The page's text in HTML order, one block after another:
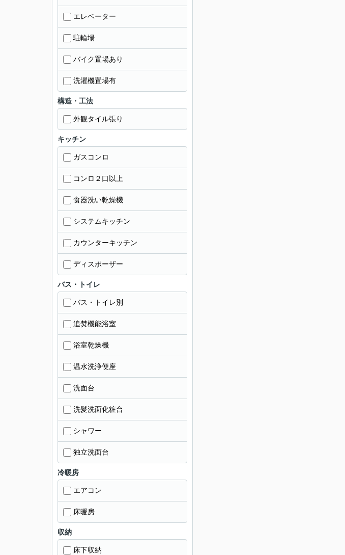
エレベーター
駐輪場
バイク置場あり
洗濯機置場有
構造・工法
外観タイル張り
キッチン
ガスコンロ
コンロ２口以上
食器洗い乾燥機
システムキッチン
カウンターキッチン
ディスポーザー
バス・トイレ
バス・トイレ別
追焚機能浴室
浴室乾燥機
温水洗浄便座
洗面台
洗髪洗面化粧台
シャワー
独立洗面台
冷暖房
エアコン
床暖房
収納
床下収納